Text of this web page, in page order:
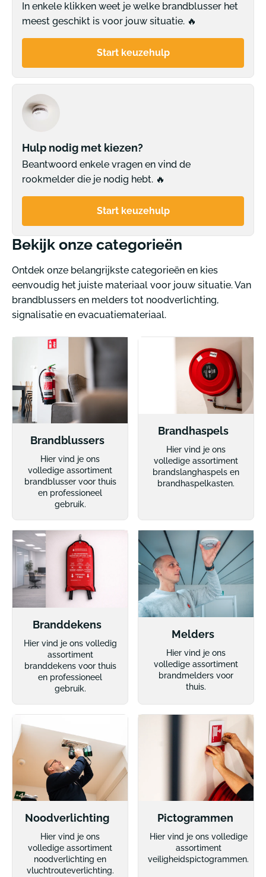
In enkele klikken weet je welke brandblusser het
meest geschikt is voor jouw situatie. 🔥
Start keuzehulp
Hulp nodig met kiezen?
Beantwoord enkele vragen en vind de
rookmelder die je nodig hebt. 🔥
Start keuzehulp
Bekijk onze categorieën
Ontdek onze belangrijkste categorieën en kies
eenvoudig het juiste materiaal voor jouw situatie. Van
brandblussers en melders tot noodverlichting,
signalisatie en evacuatiemateriaal.
Brandblussers
Hier vind je ons
volledige assortiment
brandblusser voor thuis
en professioneel
gebruik.
Brandhaspels
Hier vind je ons
volledige assortiment
brandslanghaspels en
brandhaspelkasten.
Branddekens
Hier vind je ons volledig
assortiment
branddekens voor thuis
en professioneel
gebruik.
Melders
Hier vind je ons
volledige assortiment
brandmelders voor
thuis.
Noodverlichting
Hier vind je ons
volledige assortiment
noodverlichting en
vluchtrouteverlichting.
Pictogrammen
Hier vind je ons volledige
assortiment
veiligheidspictogrammen.